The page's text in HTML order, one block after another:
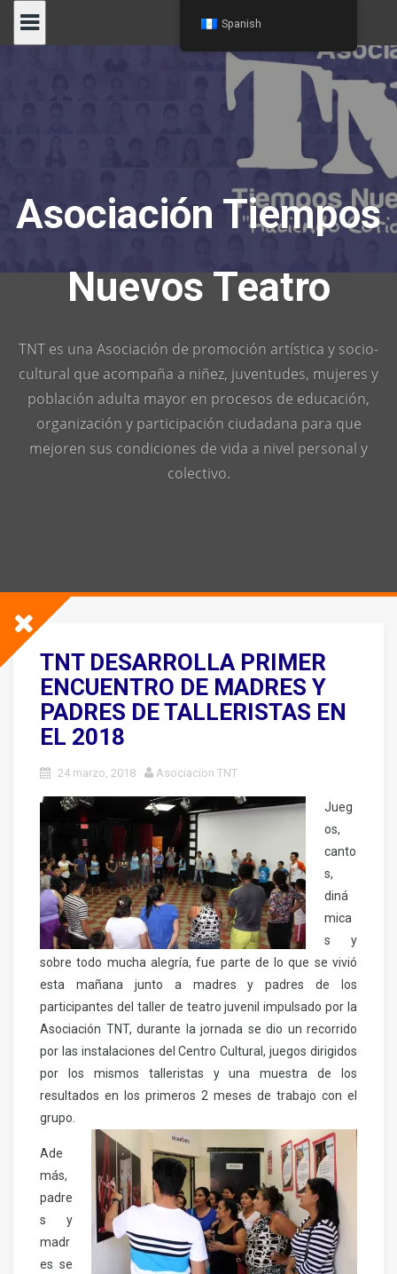
Asociación Tiempos
Nuevos Teatro
TNT es una Asociación de promoción artística y socio-
cultural que acompaña a niñez, juventudes, mujeres y
población adulta mayor en procesos de educación,
organización y participación ciudadana para que
mejoren sus condiciones de vida a nivel personal y
colectivo.
TNT DESARROLLA PRIMER
ENCUENTRO DE MADRES Y
PADRES DE TALLERISTAS EN
EL 2018
24 marzo, 2018 Asociacion TNT
Jueg
os,
canto
s,
diná
mica
s y
sobre todo mucha alegría, fue parte de lo que se vivió
esta mañana junto a madres y padres de los
participantes del taller de teatro juvenil impulsado por la
Asociación TNT, durante la jornada se dio un recorrido
por las instalaciones del Centro Cultural, juegos dirigidos
por los mismos talleristas y una muestra de los
resultados en los primeros 2 meses de trabajo con el
grupo.
Ade
más,
padre
s y
madr
es se
Spanish